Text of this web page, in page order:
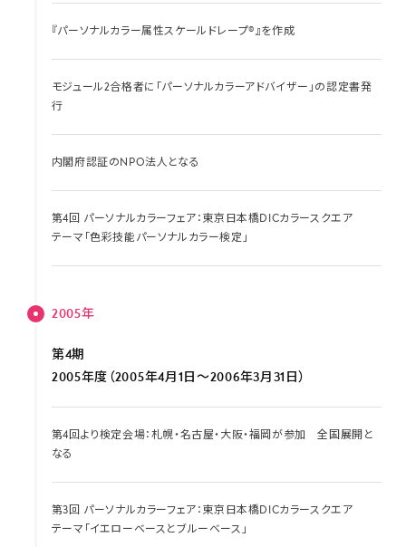
『パーソナルカラー属性スケールドレープ®』を作成
モジュール2合格者に｢パーソナルカラーアドバイザー｣の認定書発
行
内閣府認証のNPO法人となる
第4回 パーソナルカラーフェア：東京日本橋DICカラースクエア
テーマ「色彩技能パーソナルカラー検定」
2005年
第4期
2005年度（2005年4月1日～2006年3月31日）
第4回より検定会場：札幌・名古屋・大阪・福岡が参加 全国展開と
なる
第3回 パーソナルカラーフェア：東京日本橋DICカラースクエア
テーマ「イエローベースとブルーベース」